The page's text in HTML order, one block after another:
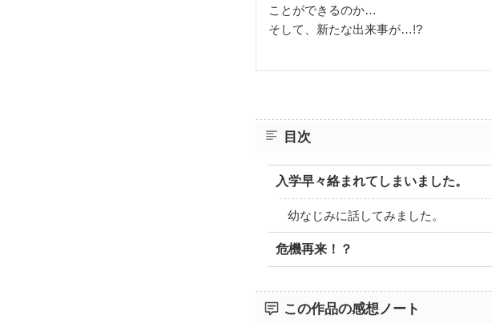
ことができるのか…
そして、新たな出来事が…!?
目次
入学早々絡まれてしまいました。
幼なじみに話してみました。
危機再来！？
この作品の感想ノート